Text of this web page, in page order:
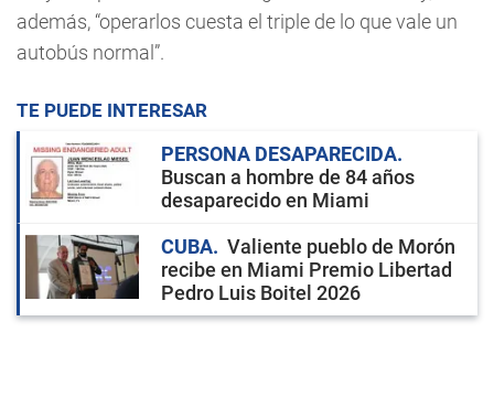
además, “operarlos cuesta el triple de lo que vale un
autobús normal”.
TE PUEDE INTERESAR
PERSONA DESAPARECIDA
Buscan a hombre de 84 años
desaparecido en Miami
CUBA
Valiente pueblo de Morón
recibe en Miami Premio Libertad
Pedro Luis Boitel 2026